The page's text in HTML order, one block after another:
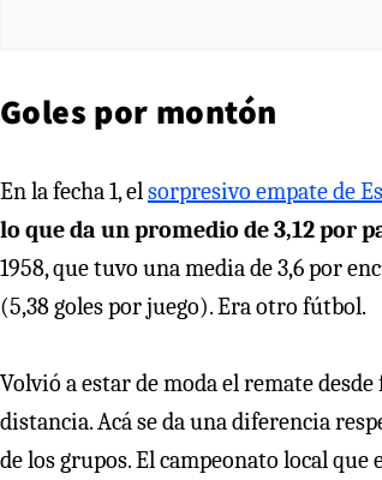
Goles por montón
En la fecha 1, elsorpresivo empate de
lo que da un promedio de 3,12 por
1958, que tuvo una media de 3,6 por
(5,38 goles por juego). Era otro fútbol.
Volvió a estar de moda el remate
distancia. Acá se da una diferencia
de los grupos. El campeonato local